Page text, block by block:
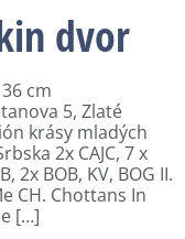
dvor
cm
5, Zlaté
krásy mladých
2x CAJC, 7 x
2x BOB, KV, BOG II.
CH. Chottans In
[…]